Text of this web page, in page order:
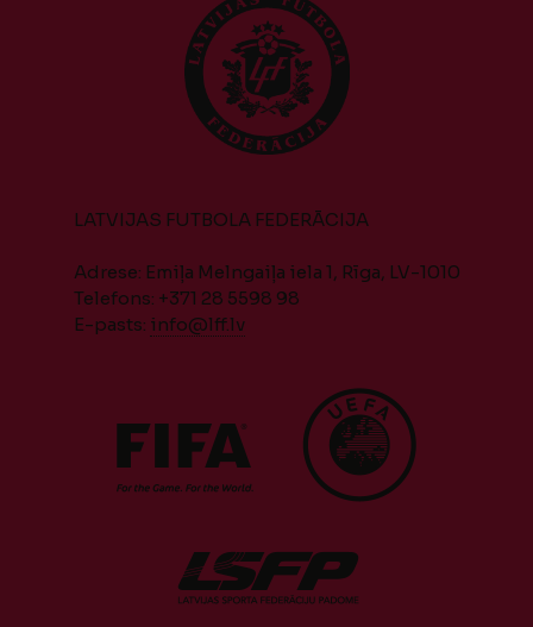
LATVIJAS FUTBOLA FEDERĀCIJA
Adrese: Emiļa Melngaiļa iela 1, Rīga, LV-1010
Telefons: +371 28 5598 98
E-pasts: info@lff.lv